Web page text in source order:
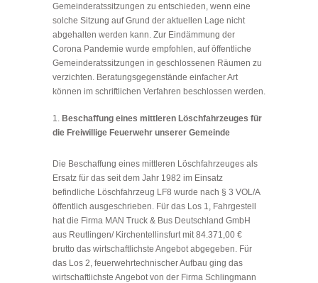
Gemeinderatssitzungen zu entschieden, wenn eine
solche Sitzung auf Grund der aktuellen Lage nicht
abgehalten werden kann. Zur Eindämmung der
Corona Pandemie wurde empfohlen, auf öffentliche
Gemeinderatssitzungen in geschlossenen Räumen zu
verzichten. Beratungsgegenstände einfacher Art
können im schriftlichen Verfahren beschlossen werden.
Beschaffung eines mittleren Löschfahrzeuges für
die Freiwillige Feuerwehr unserer Gemeinde
Die Beschaffung eines mittleren Löschfahrzeuges als
Ersatz für das seit dem Jahr 1982 im Einsatz
befindliche Löschfahrzeug LF8 wurde nach § 3 VOL/A
öffentlich ausgeschrieben. Für das Los 1, Fahrgestell
hat die Firma MAN Truck & Bus Deutschland GmbH
aus Reutlingen/ Kirchentellinsfurt mit 84.371,00 €
brutto das wirtschaftlichste Angebot abgegeben. Für
das Los 2, feuerwehrtechnischer Aufbau ging das
wirtschaftlichste Angebot von der Firma Schlingmann